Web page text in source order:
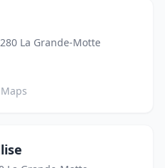
La Grande-Motte